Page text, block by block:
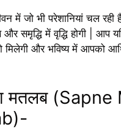
में जो भी परेशानियां चल रही
समृद्धि में वृद्धि होगी | आप
मिलेगी और भविष्य में आपको
मतलब (Sapne